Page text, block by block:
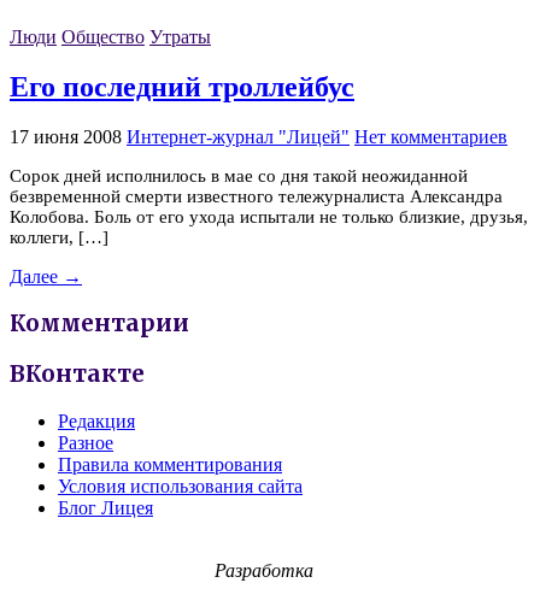
Люди Общество Утраты
Его последний троллейбус
17 июня 2008 Интернет-журнал "Лицей" Нет комментариев
Сорок дней исполнилось в мае со дня такой неожиданной
безвременной смерти известного тележурналиста Александра
Колобова. Боль от его ухода испытали не только близкие, друзья,
коллеги, […]
Далее →
Комментарии
ВКонтакте
Редакция
Разное
Правила комментирования
Условия использования сайта
Блог Лицея
Разработка